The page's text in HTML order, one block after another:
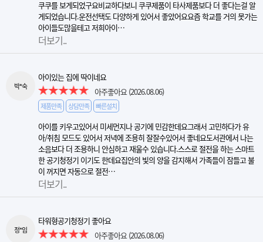
쿠쿠를 보게되었구요비교하다보니 쿠쿠제품이 타사제품보다 더 좋다는걸 알
게되었습니다.운전선택도 다양하게 있어서 좋았어요요즘 학교를 거의 못가는
아이들도많을테고 저희아이…
더보기..
박*숙
아이있는 집에 딱이네요
아주좋아요(2026.08.06)
제품만족 상담만족 빠른설치
아이를 키우고있어서 미세먼지나 공기에 민감한데요그래서 고민하다가 유
아/취침 모드도 있어서 저녁에 조용히 잘잘수있어서 좋네요도서관에서 나는
소음보다 더 조용하니 안심하고 재울수 있습니다.스스로 절전을 하는 스마트
한 공기청정기 이기도 한데요집안의 빛의 양을 감지해서 가족들이 잠들고 불
이 꺼지면 자동으로 절전…
더보기..
정*임
타워형공기청정기 좋아요
아주좋아요(2026.08.06)